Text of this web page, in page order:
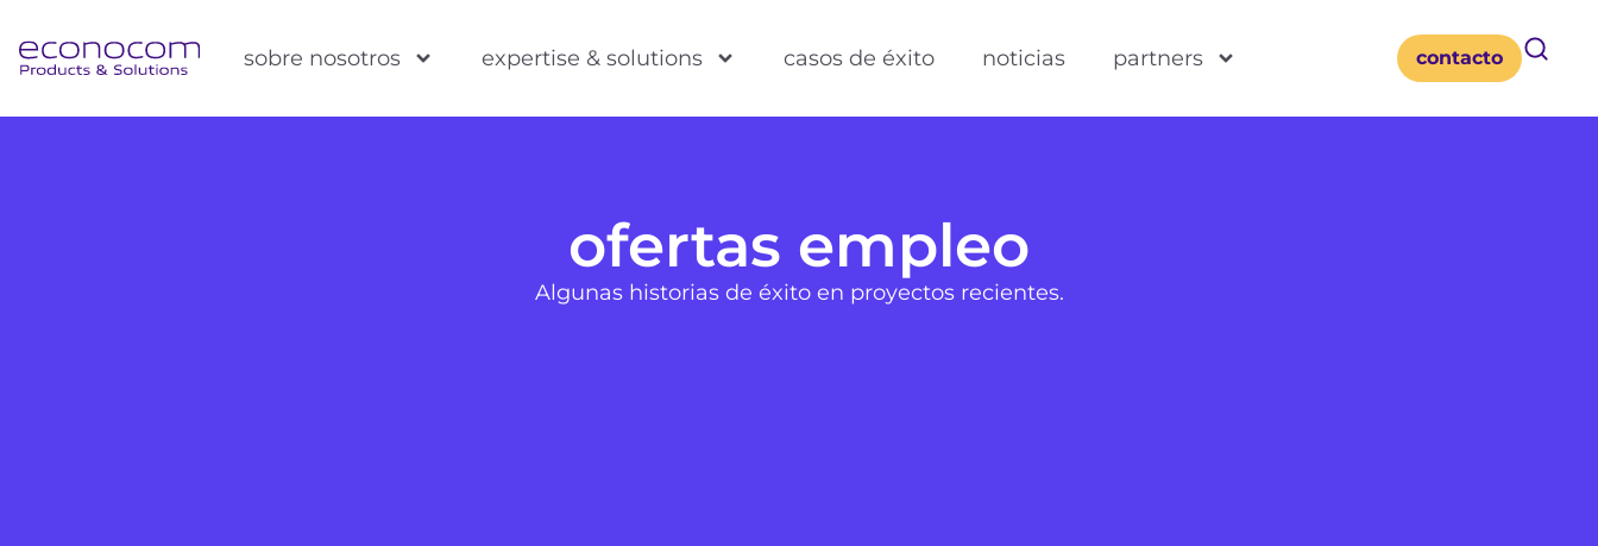
sobre nosotros expertise & solutions casos de éxito noticias partners contacto
ofertas empleo
Algunas historias de éxito en proyectos recientes.